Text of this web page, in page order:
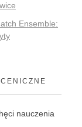
Ensemble:
nauczenia